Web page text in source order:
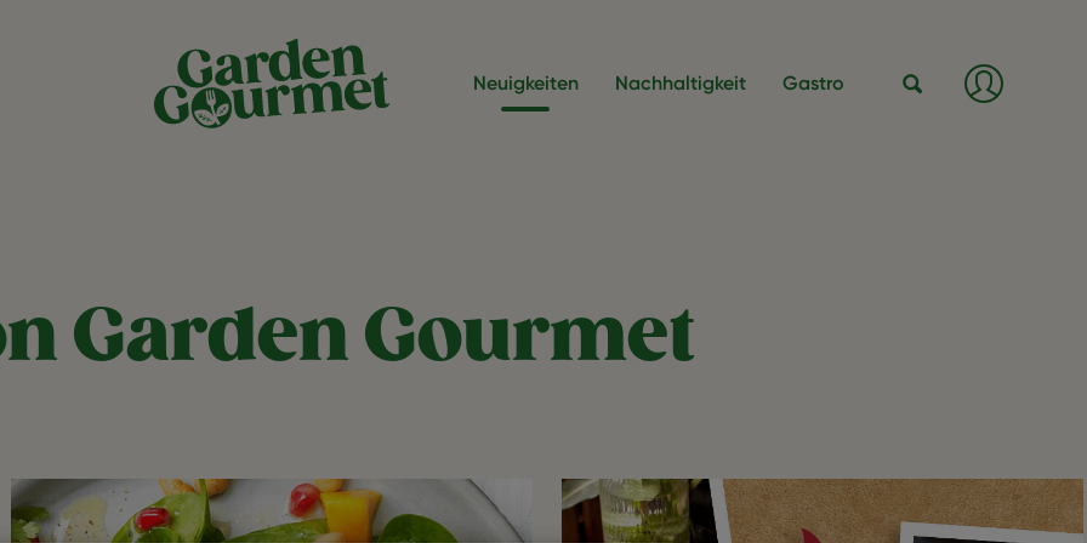
Neuigkeiten Nachhaltigkeit
Gastro
Garden Gourmet